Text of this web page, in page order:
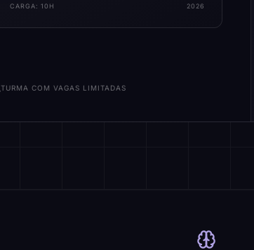
CARGA:10H 2026
TURMA COM VAGAS LIMITADAS